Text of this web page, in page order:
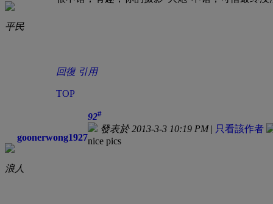
平民
回復 引用
TOP
goonerwong1927
浪人
92#
發表於 2013-3-3 10:19 PM| 只看該作者
nice pics